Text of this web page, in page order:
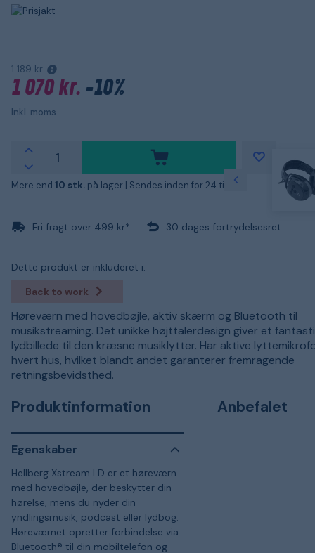
1 189 kr.
1 070 kr. -10%
Inkl. moms
Mere end 10 stk. på lager | Sendes inden for 24 timer!
Fri fragt over 499 kr* 30 dages fortrydelsesret
Dette produkt er inkluderet i:
Back to work
Høreværn med hovedbøjle, aktiv skærm og Bluetooth til
musikstreaming. Det unikke højttalerdesign giver et
lydbillede til den kræsne musiklytter. Har aktive
hvert hus, hvilket blandt andet garanterer fremragende
retningsbevidsthed.
Produktinformation
Egenskaber
Hellberg Xstream LD er et høreværn
med hovedbøjle, der beskytter din
hørelse, mens du nyder din
yndlingsmusik, podcast eller lydbog.
Høreværnet opretter forbindelse via
Bluetooth® til din mobiltelefon og
Anbefalet